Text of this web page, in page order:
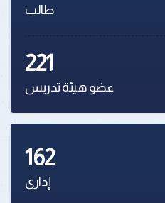
طالب
221
عضو هيئة تدريس
162
إدارى